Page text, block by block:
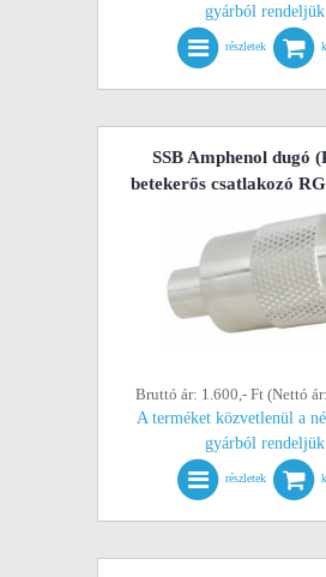
gyárból rendeljük.
részletek
SSB Amphenol dugó
betekerős csatlakozó
Bruttó ár: 1.600,- Ft (Nettó
A terméket közvetlenül a
gyárból rendeljük.
részletek